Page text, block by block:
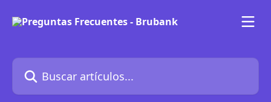
Buscar artículos...